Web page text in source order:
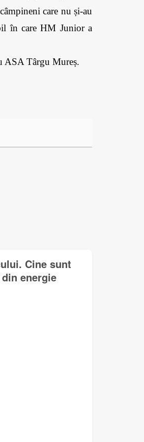
care nu și-au
în care HM Junior a
ASA Târgu Mureș.
Cine sunt
energie